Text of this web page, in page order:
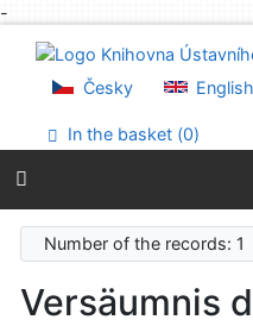
-
Go to menu
Accessibility declaration
Česky English
In the basket (0)
Number of the records: 1
Versäumnis